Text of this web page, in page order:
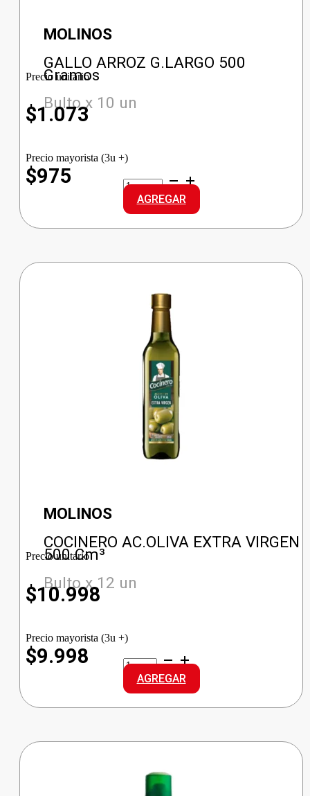
MOLINOS
GALLO ARROZ G.LARGO 500
Gramos
Bulto x 10 un
Precio unitario
$1.073
Precio mayorista (3u +)
$975
GALLO
ARROZ
G.LARGO
cantidad
AGREGAR
MOLINOS
COCINERO AC.OLIVA EXTRA VIRGEN
500 Cm³
Bulto x 12 un
Precio unitario
$10.998
Precio mayorista (3u +)
$9.998
COCINERO
AC.OLIVA
EXTRA
VIRGEN
cantidad
AGREGAR